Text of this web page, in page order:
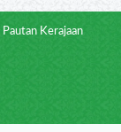
Pautan Kerajaan